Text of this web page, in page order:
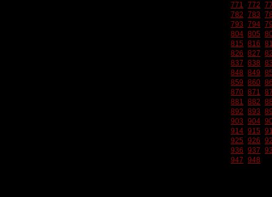
771 772
782 783
793 794
804 805
815 816
826 827
837 838
848 849
859 860
870 871
881 882
892 893
903 904
914 915
925 926
936 937
947 948